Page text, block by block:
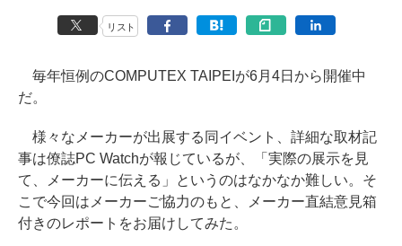
リスト
毎年恒例のCOMPUTEX TAIPEIが6月4日から開催中
だ。
様々なメーカーが出展する同イベント、詳細な取材記
事は僚誌PC Watchが報じているが、「実際の展示を見
て、メーカーに伝える」というのはなかなか難しい。そ
こで今回はメーカーご協力のもと、メーカー直結意見箱
付きのレポートをお届けしてみた。